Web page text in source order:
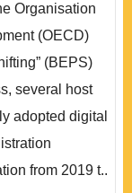
Organisation
(OECD)
(BEPS)
several host
adopted digital
from 2019 t..